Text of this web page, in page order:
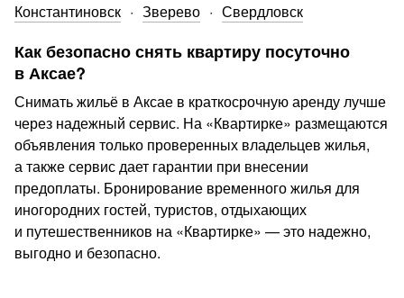
Константиновск
Зверево Свердловск
Как безопасно снять квартиру посуточно
в Аксае?
Снимать жильё в Аксае в краткосрочную аренду лучше
через надежный сервис. На «Квартирке» размещаются
объявления только проверенных владельцев жилья,
а также сервис дает гарантии при внесении
предоплаты. Бронирование временного жилья для
иногородних гостей, туристов, отдыхающих
и путешественников на «Квартирке» — это надежно,
выгодно и безопасно.